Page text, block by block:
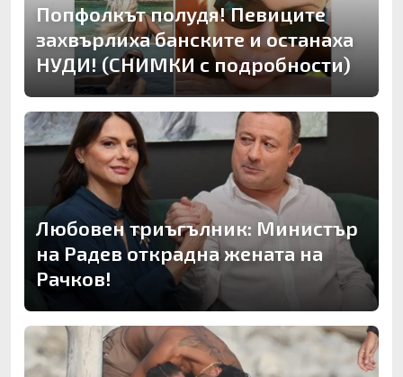
Попфолкът полудя! Певиците
захвърлиха банските и останаха
НУДИ! (СНИМКИ с подробности)
Любовен триъгълник: Министър
на Радев открадна жената на
Рачков!